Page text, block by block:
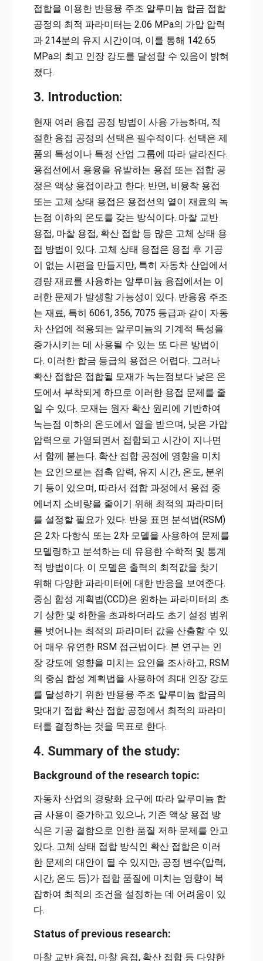
접합을 이용한 반용융 주조 알루미늄 합금 접합
공정의 최적 파라미터는 2.06 MPa의 가압 압력
과 214분의 유지 시간이며, 이를 통해 142.65
MPa의 최고 인장 강도를 달성할 수 있음이 밝혀
졌다.
3. Introduction:
현재 여러 용접 공정 방법이 사용 가능하며, 적
절한 용접 공정의 선택은 필수적이다. 선택은 제
품의 특성이나 특정 산업 그룹에 따라 달라진다.
용접선에서 용융을 유발하는 용접 또는 접합 공
정은 액상 용접이라고 한다. 반면, 비융착 용접
또는 고체 상태 용접은 용접선의 열이 재료의 녹
는점 이하의 온도를 갖는 방식이다. 마찰 교반
용접, 마찰 용접, 확산 접합 등 많은 고체 상태 용
접 방법이 있다. 고체 상태 용접은 용접 후 기공
이 없는 시편을 만들지만, 특히 자동차 산업에서
경량 재료를 사용하는 알루미늄 용접에서는 이
러한 문제가 발생할 가능성이 있다. 반용융 주조
는 재료, 특히 6061, 356, 7075 등급과 같이 자동
차 산업에 적용되는 알루미늄의 기계적 특성을
증가시키는 데 사용될 수 있는 또 다른 방법이
다. 이러한 합금 등급의 용접은 어렵다. 그러나
확산 접합은 접합될 모재가 녹는점보다 낮은 온
도에서 부착되게 하므로 이러한 용접 문제를 줄
일 수 있다. 모재는 원자 확산 원리에 기반하여
녹는점 이하의 온도에서 열을 받으며, 낮은 가압
압력으로 가열되면서 접합되고 시간이 지나면
서 함께 붙는다. 확산 접합 공정에 영향을 미치
는 요인으로는 접촉 압력, 유지 시간, 온도, 분위
기 등이 있으며, 따라서 접합 과정에서 용접 중
에너지 소비량을 줄이기 위해 최적의 파라미터
를 설정할 필요가 있다. 반응 표면 분석법(RSM)
은 2차 다항식 또는 2차 모델을 사용하여 문제를
모델링하고 분석하는 데 유용한 수학적 및 통계
적 방법이다. 이 모델은 출력의 최적값을 찾기
위해 다양한 파라미터에 대한 반응을 보여준다.
중심 합성 계획법(CCD)은 원하는 파라미터의 초
기 상한 및 하한을 초과하더라도 초기 설정 범위
를 벗어나는 최적의 파라미터 값을 산출할 수 있
어 매우 유연한 RSM 접근법이다. 본 연구는 인
장 강도에 영향을 미치는 요인을 조사하고, RSM
의 중심 합성 계획법을 사용하여 최대 인장 강도
를 달성하기 위한 반용융 주조 알루미늄 합금의
맞대기 접합 확산 접합 공정에서 최적의 파라미
터를 결정하는 것을 목표로 한다.
4. Summary of the study:
Background of the research topic:
자동차 산업의 경량화 요구에 따라 알루미늄 합
금 사용이 증가하고 있으나, 기존 액상 용접 방
식은 기공 결함으로 인한 품질 저하 문제를 안고
있다. 고체 상태 접합 방식인 확산 접합은 이러
한 문제의 대안이 될 수 있지만, 공정 변수(압력,
시간, 온도 등)가 접합 품질에 미치는 영향이 복
잡하여 최적의 조건을 설정하는 데 어려움이 있
다.
Status of previous research:
마찰 교반 용접, 마찰 용접, 확산 접합 등 다양한